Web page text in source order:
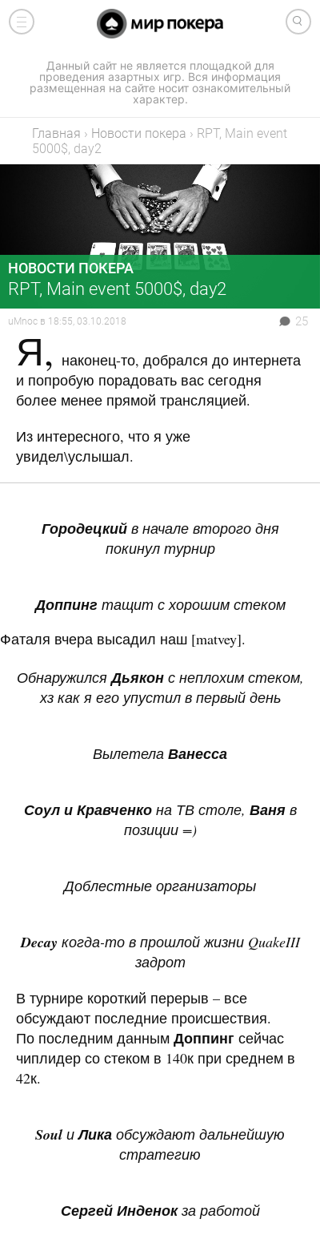
Данный сайт не является площадкой для
проведения азартных игр. Вся информация
размещенная на сайте носит ознакомительный
характер.
Главная › Новости покера › RPT, Main event
5000$, day2
НОВОСТИ ПОКЕРА
RPT, Main event 5000$, day2
uMnoc в 18:55, 03.10.2018 25
Я, наконец-то, добрался до интернета
и попробую порадовать вас сегодня
более менее прямой трансляцией.
Из интересного, что я уже
увидел\услышал.
Городецкийв начале второго дня
покинул турнир
Доппинг тащит с хорошим стеком
Фаталя вчера высадил наш [matvey].
ОбнаружилсяДьяконс неплохим стеком,
хз как я его упустил в первый день
Вылетела Ванесса
Соул и Кравченкона ТВ столе, Ваняв
позиции =)
Доблестные организаторы
Decay когда-то в прошлой жизни QuakeIII
задрот
В турнире короткий перерыв – все
обсуждают последние происшествия.
По последним данным Доппинг сейчас
чиплидер со стеком в 140к при среднем в
42к.
Soul иЛика обсуждают дальнейшую
стратегию
Сергей Инденокза работой